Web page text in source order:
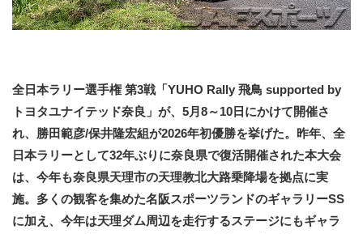
全日本ラリー選手権 第3戦「YUHO Rally 飛鳥 supported by
トヨタユナイテッド奈良」が、5月8～10日にかけて開催さ
れ、勝田範彦/保井隆宏組が2026年初優勝を挙げた。昨年、全
日本ラリーとして32年ぶりに奈良県で復活開催された本大会
は、今年も奈良県天理市の天理教北大路乗降場を拠点に実
施。多くの観客を集めた名阪スポーツランドのギャラリーSS
に加え、今年は天理ダム周辺を走行するステージにもギャラ